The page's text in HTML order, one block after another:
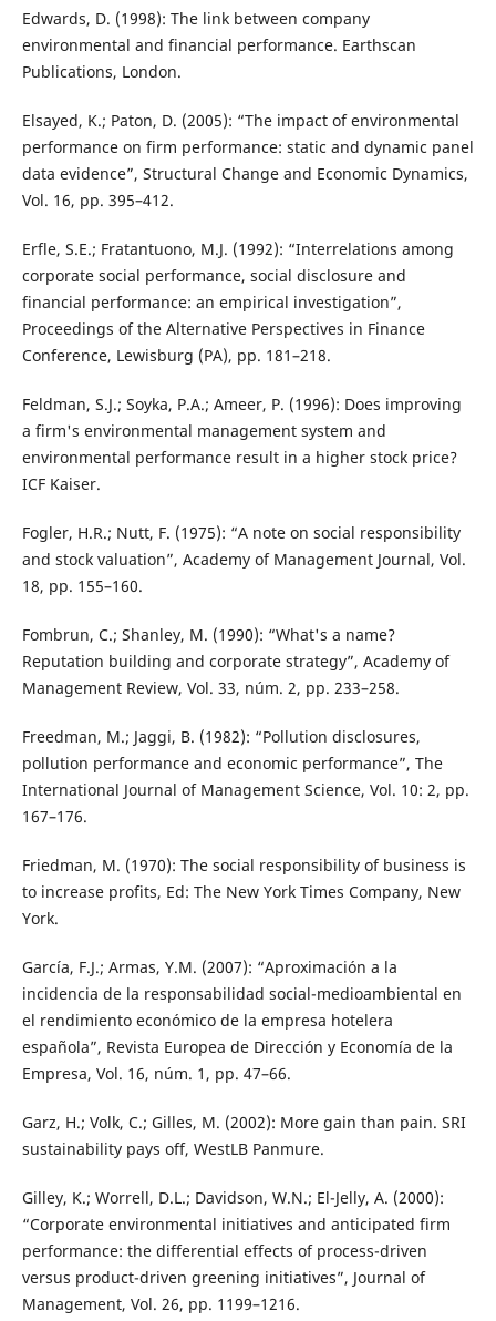
Edwards, D. (1998): The link between company
environmental and financial performance. Earthscan
Publications, London.
Elsayed, K.; Paton, D. (2005): “The impact of environmental
performance on firm performance: static and dynamic panel
data evidence”, Structural Change and Economic Dynamics,
Vol. 16, pp. 395–412.
Erfle, S.E.; Fratantuono, M.J. (1992): “Interrelations among
corporate social performance, social disclosure and
financial performance: an empirical investigation”,
Proceedings of the Alternative Perspectives in Finance
Conference, Lewisburg (PA), pp. 181–218.
Feldman, S.J.; Soyka, P.A.; Ameer, P. (1996): Does improving
a firm's environmental management system and
environmental performance result in a higher stock price?
ICF Kaiser.
Fogler, H.R.; Nutt, F. (1975): “A note on social responsibility
and stock valuation”, Academy of Management Journal, Vol.
18, pp. 155–160.
Fombrun, C.; Shanley, M. (1990): “What's a name?
Reputation building and corporate strategy”, Academy of
Management Review, Vol. 33, núm. 2, pp. 233–258.
Freedman, M.; Jaggi, B. (1982): “Pollution disclosures,
pollution performance and economic performance”, The
International Journal of Management Science, Vol. 10: 2, pp.
167–176.
Friedman, M. (1970): The social responsibility of business is
to increase profits, Ed: The New York Times Company, New
York.
García, F.J.; Armas, Y.M. (2007): “Aproximación a la
incidencia de la responsabilidad social-medioambiental en
el rendimiento económico de la empresa hotelera
española”, Revista Europea de Dirección y Economía de la
Empresa, Vol. 16, núm. 1, pp. 47–66.
Garz, H.; Volk, C.; Gilles, M. (2002): More gain than pain. SRI
sustainability pays off, WestLB Panmure.
Gilley, K.; Worrell, D.L.; Davidson, W.N.; El-Jelly, A. (2000):
“Corporate environmental initiatives and anticipated firm
performance: the differential effects of process-driven
versus product-driven greening initiatives”, Journal of
Management, Vol. 26, pp. 1199–1216.